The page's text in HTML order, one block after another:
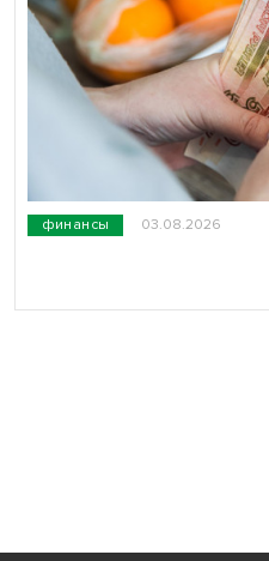
финансы 03.08.2026